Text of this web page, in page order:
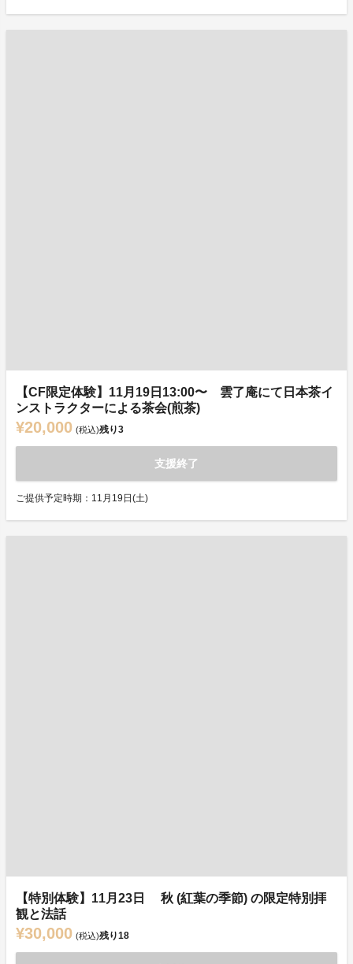
【CF限定体験】11月19日13:00〜 雲了庵にて日本茶イ
ンストラクターによる茶会(煎茶)
¥20,000 (税込)残り3
支援終了
ご提供予定時期：11月19日(土)
【特別体験】11月23日 秋 (紅葉の季節) の限定特別拝
観と法話
¥30,000 (税込)残り18